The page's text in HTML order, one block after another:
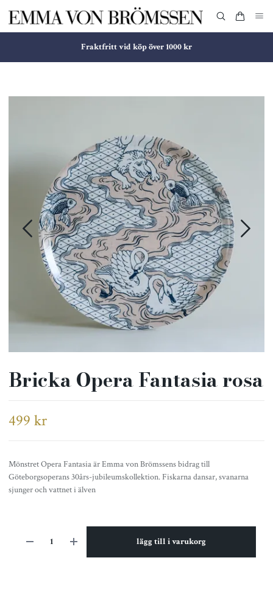
Fraktfritt vid köp över 1000 kr
Bricka Opera Fantasia rosa
499 kr
Mönstret Opera Fantasia är Emma von Brömssens bidrag till
Göteborgsoperans 30års-jubileumskollektion. Fiskarna dansar, svanarna
sjunger och vattnet i älven
lägg till i varukorg